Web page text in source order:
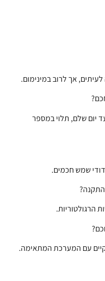
אך לרוב במינימום.
יום שלם, תלוי במספר
שמש חכמים.
הרגולטוריות.
קיים עם המערכת המתאימה.